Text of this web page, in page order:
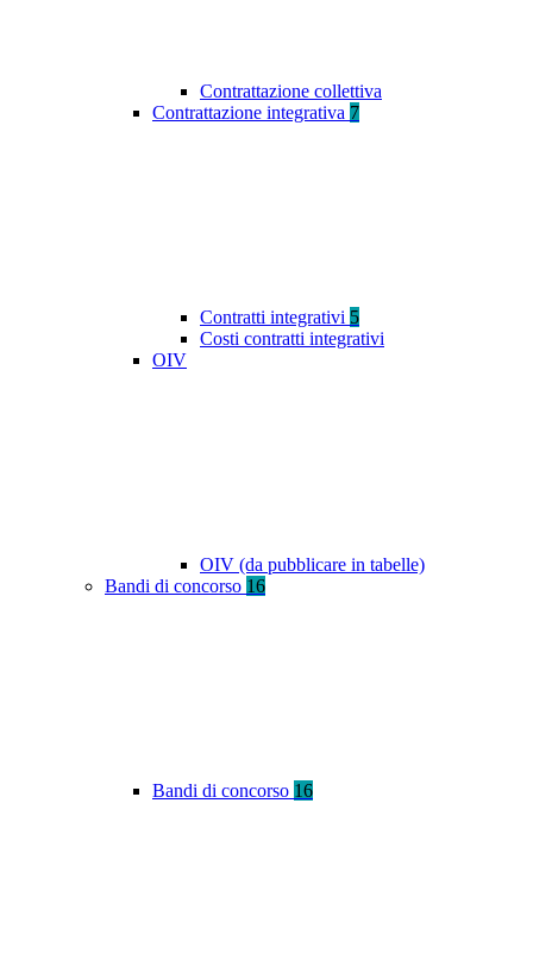
Contrattazione collettiva
Contrattazione integrativa 7
Contratti integrativi 5
Costi contratti integrativi
OIV
OIV (da pubblicare in tabelle)
Bandi di concorso 16
Bandi di concorso 16